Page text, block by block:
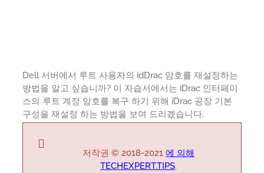
Dell 서버에서 루트 사용자의 idDrac 암호를 재설정하는
방법을 알고 싶습니까? 이 자습서에서는 iDrac 인터페이
스의 루트 계정 암호를 복구 하기 위해 iDrac 공장 기본
구성을 재설정 하는 방법을 보여 드리겠습니다.
저작권 © 2018-2021 에 의해
TECHEXPERT.TIPS.